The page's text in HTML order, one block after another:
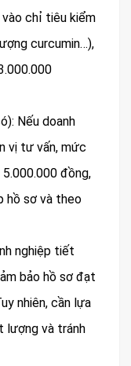
vào chỉ tiêu kiểm
curcumin…),
Nếu doanh
vị tư vấn, mức
đồng,
hồ sơ và theo
nghiệp tiết
bảo hồ sơ đạt
nhiên, cần lựa
lượng và tránh